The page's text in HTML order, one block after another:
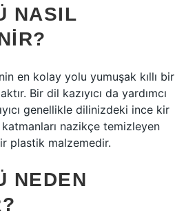
NASIL
en kolay yolu yumuşak kıllı bir
Bir dil kazıyıcı da yardımcı
genellikle dilinizdeki ince kir
nazikçe temizleyen
plastik malzemedir.
NEDEN